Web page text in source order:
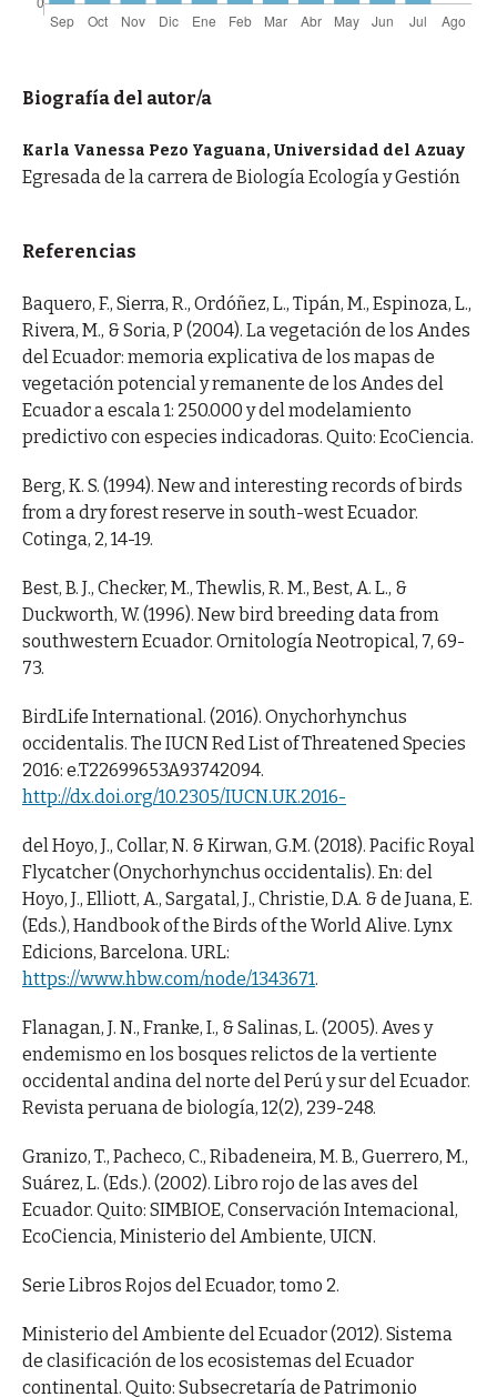
Biografía del autor/a
Karla Vanessa Pezo Yaguana, Universidad del Azuay
Egresada de la carrera de Biología Ecología y Gestión
Referencias
Baquero, F., Sierra, R., Ordóñez, L., Tipán, M., Espinoza, L.,
Rivera, M., & Soria, P (2004). La vegetación de los Andes
del Ecuador: memoria explicativa de los mapas de
vegetación potencial y remanente de los Andes del
Ecuador a escala 1: 250.000 y del modelamiento
predictivo con especies indicadoras. Quito: EcoCiencia.
Berg, K. S. (1994). New and interesting records of birds
from a dry forest reserve in south-west Ecuador.
Cotinga, 2, 14-19.
Best, B. J., Checker, M., Thewlis, R. M., Best, A. L., &
Duckworth, W. (1996). New bird breeding data from
southwestern Ecuador. Ornitología Neotropical, 7, 69-
73.
BirdLife International. (2016). Onychorhynchus
occidentalis. The IUCN Red List of Threatened Species
2016: e.T22699653A93742094.
http://dx.doi.org/10.2305/IUCN.UK.2016-
del Hoyo, J., Collar, N. & Kirwan, G.M. (2018). Pacific Royal
Flycatcher (Onychorhynchus occidentalis). En: del
Hoyo, J., Elliott, A., Sargatal, J., Christie, D.A. & de Juana, E.
(Eds.), Handbook of the Birds of the World Alive. Lynx
Edicions, Barcelona. URL:
https://www.hbw.com/node/1343671.
Flanagan, J. N., Franke, I., & Salinas, L. (2005). Aves y
endemismo en los bosques relictos de la vertiente
occidental andina del norte del Perú y sur del Ecuador.
Revista peruana de biología, 12(2), 239-248.
Granizo, T., Pacheco, C., Ribadeneira, M. B., Guerrero, M.,
Suárez, L. (Eds.). (2002). Libro rojo de las aves del
Ecuador. Quito: SIMBIOE, Conservación Intemacional,
EcoCiencia, Ministerio del Ambiente, UICN.
Serie Libros Rojos del Ecuador, tomo 2.
Ministerio del Ambiente del Ecuador (2012). Sistema
de clasificación de los ecosistemas del Ecuador
continental. Quito: Subsecretaría de Patrimonio